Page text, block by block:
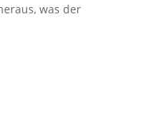
was der